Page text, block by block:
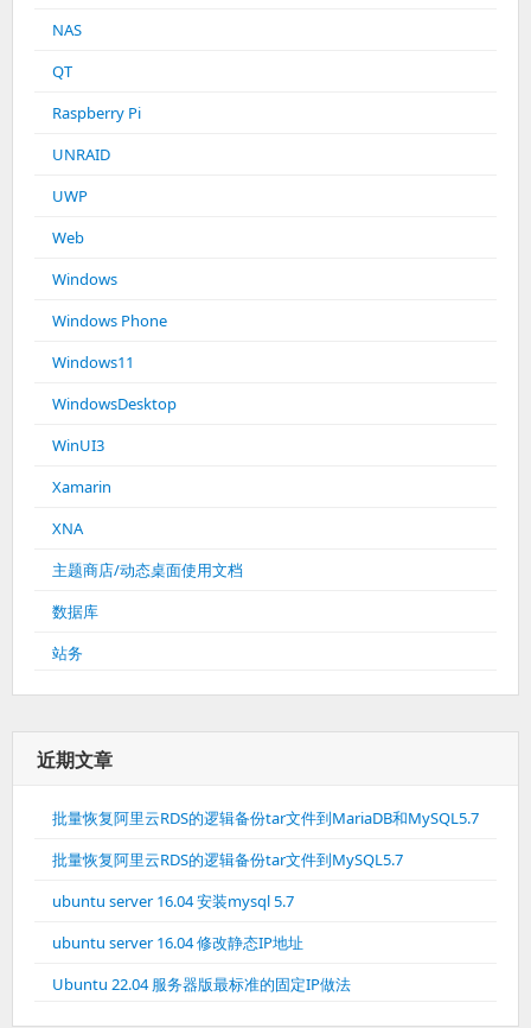
NAS
QT
Raspberry Pi
UNRAID
UWP
Web
Windows
Windows Phone
Windows11
WindowsDesktop
WinUI3
Xamarin
XNA
主题商店/动态桌面使用文档
数据库
站务
近期文章
批量恢复阿里云RDS的逻辑备份tar文件到MariaDB和MySQL5.7
批量恢复阿里云RDS的逻辑备份tar文件到MySQL5.7
ubuntu server 16.04 安装mysql 5.7
ubuntu server 16.04 修改静态IP地址
Ubuntu 22.04 服务器版最标准的固定IP做法